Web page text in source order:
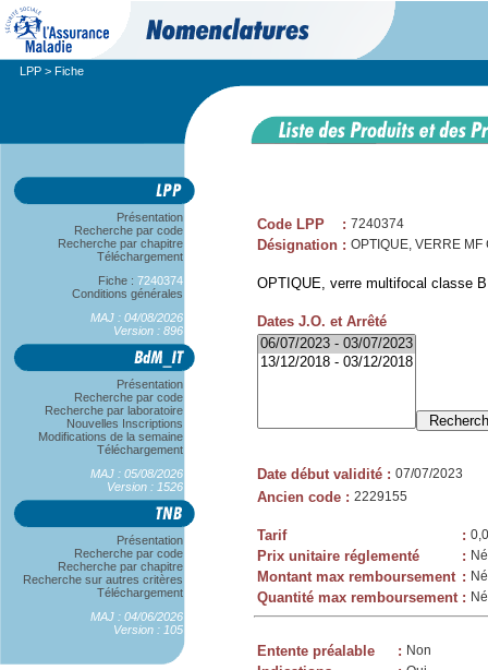
LPP > Fiche
Présentation
Recherche par code
Recherche par chapitre
Téléchargement
Fiche : 7240374
Conditions générales
MAJ : 04/08/2026
Version : 896
Présentation
Recherche par code
Recherche par laboratoire
Nouvelles Inscriptions
Modifications de la semaine
Téléchargement
MAJ : 05/08/2026
Version : 1526
Présentation
Recherche par code
Recherche par chapitre
Recherche sur autres critères
Téléchargement
MAJ : 04/06/2026
Version : 105
Code LPP : 7240374
Désignation : OPTIQUE, VERRE
OPTIQUE, verre multifocal classe
Dates J.O. et Arrêté
Date début validité : 07/07/2023
Ancien code : 2229155
Tarif :
Prix unitaire réglementé :
Montant max remboursement :
Quantité max remboursement :
Entente préalable : Non